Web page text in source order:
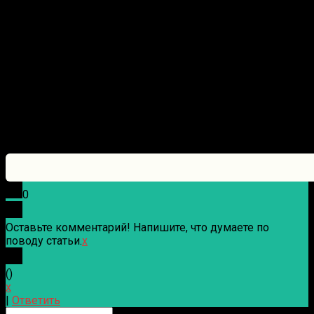
0
Оставьте комментарий! Напишите, что думаете по
поводу статьи.x
()
x
Ответить